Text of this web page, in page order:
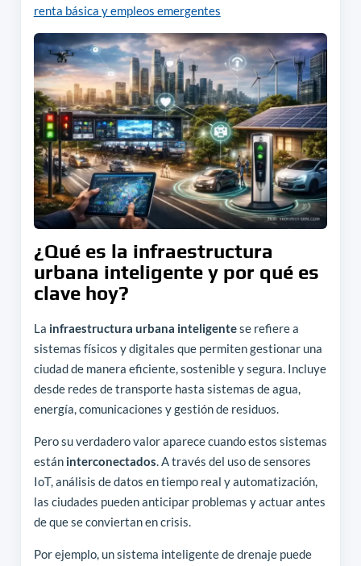
renta básica y empleos emergentes
¿Qué es la infraestructura
urbana inteligente y por qué es
clave hoy?
La infraestructura urbana inteligentese refiere a
sistemas físicos y digitales que permiten gestionar una
ciudad de manera eficiente, sostenible y segura. Incluye
desde redes de transporte hasta sistemas de agua,
energía, comunicaciones y gestión de residuos.
Pero su verdadero valor aparece cuando estos sistemas
están interconectados. A través del uso de sensores
IoT, análisis de datos en tiempo real y automatización,
las ciudades pueden anticipar problemas y actuar antes
de que se conviertan en crisis.
Por ejemplo, un sistema inteligente de drenaje puede